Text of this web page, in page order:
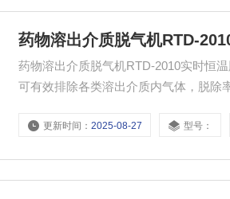
药物溶出介质脱气机RTD-
药物溶出介质脱气机RTD-2010实时恒
可有效排除各类溶出介质内气体，脱除
更新时间：2025-08-27 型号：